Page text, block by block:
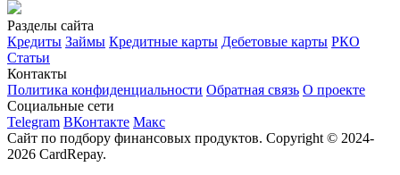
Разделы сайта
Кредиты Займы Кредитные карты Дебетовые карты РКО
Статьи
Контакты
Политика конфиденциальности Обратная связь О проекте
Социальные сети
Telegram ВКонтакте Макс
Сайт по подбору финансовых продуктов. Copyright © 2024-
2026 CardRepay.